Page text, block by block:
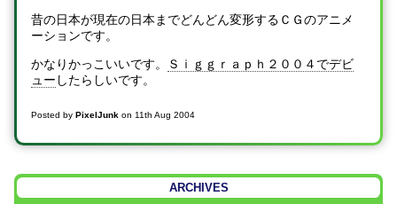
昔の日本が現在の日本までどんどん変形するＣＧのアニメ
ーションです。
かなりかっこいいです。
Ｓｉｇｇｒａｐｈ２００４でデビ
ュー したらしいです。
Posted byPixelJunk on 11th Aug 2004
ARCHIVES